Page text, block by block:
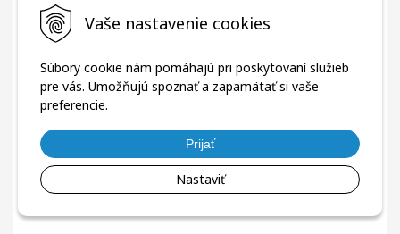
Vaše nastavenie cookies
Súbory cookie nám pomáhajú pri poskytovaní služieb
pre vás. Umožňujú spoznať a zapamätať si vaše
preferencie.
Prijať
Nastaviť
Zľava